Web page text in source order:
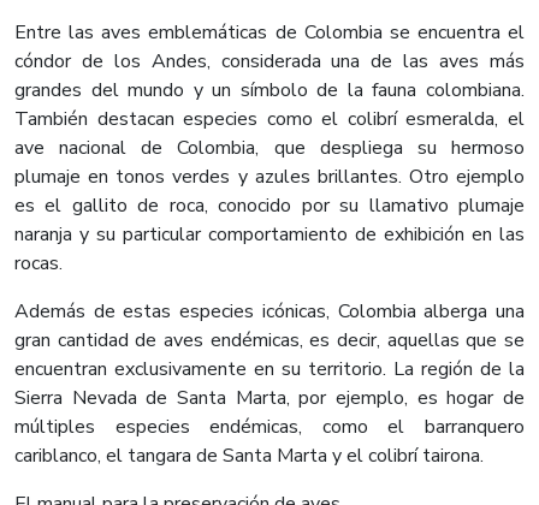
Entre las aves emblemáticas de Colombia se encuentra el
cóndor de los Andes, considerada una de las aves más
grandes del mundo y un símbolo de la fauna colombiana.
También destacan especies como el colibrí esmeralda, el
ave nacional de Colombia, que despliega su hermoso
plumaje en tonos verdes y azules brillantes. Otro ejemplo
es el gallito de roca, conocido por su llamativo plumaje
naranja y su particular comportamiento de exhibición en las
rocas.
Además de estas especies icónicas, Colombia alberga una
gran cantidad de aves endémicas, es decir, aquellas que se
encuentran exclusivamente en su territorio. La región de la
Sierra Nevada de Santa Marta, por ejemplo, es hogar de
múltiples especies endémicas, como el barranquero
cariblanco, el tangara de Santa Marta y el colibrí tairona.